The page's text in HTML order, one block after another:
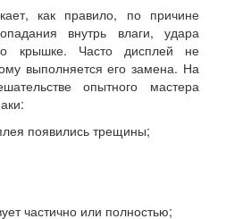
как правило, по причине
внутрь влаги, удара
крышке. Часто дисплей не
выполняется его замена. На
опытного мастера
появились трещины;
частично или полностью;